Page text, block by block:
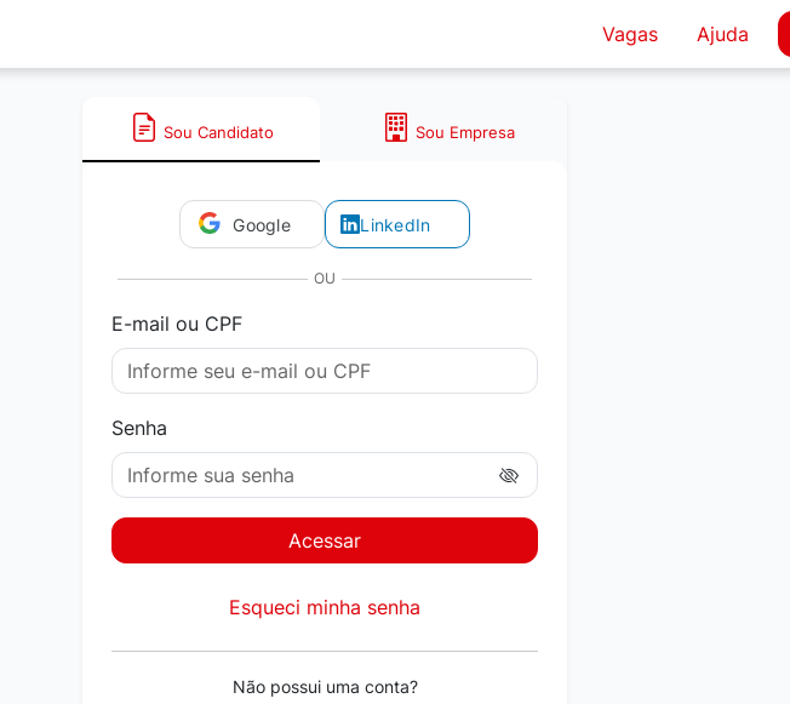
Vagas Ajuda
Sou Candidato Sou Empresa
Google LinkedIn
OU
E-mail ou CPF
Senha
Acessar
Esqueci minha senha
Não possui uma conta?